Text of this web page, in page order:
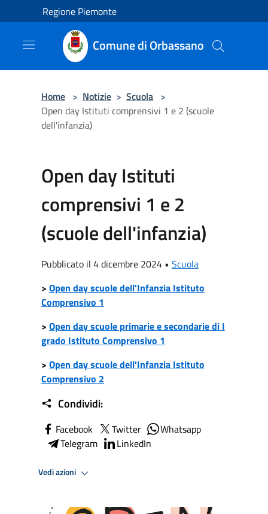
Salta al contenuto principale
Regione Piemonte
Comune di Orbassano
Home > Notizie > Scuola >
Open day Istituti comprensivi 1 e 2 (scuole
dell'infanzia)
Open day Istituti
comprensivi 1 e 2
(scuole dell'infanzia)
Pubblicato il 4 dicembre 2024 • Scuola
> Open day scuole dell'Infanzia Istituto
Comprensivo 1
> Open day scuole primarie e secondarie di I
grado Istituto Comprensivo 1
> Open day scuole dell'Infanzia Istituto
Comprensivo 2
Condividi:
Facebook Twitter
Whatsapp
Telegram
LinkedIn
Vedi azioni